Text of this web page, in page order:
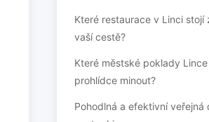
Které restaurace v Linci stojí
vaší cestě?
Které městské poklady
prohlídce minout?
Pohodlná a efektivní veřejná